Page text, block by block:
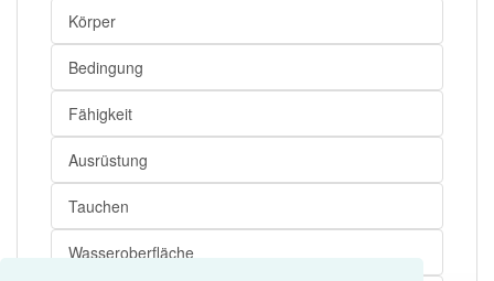
Körper
Bedingung
Fähigkeit
Ausrüstung
Tauchen
Wasseroberfläche